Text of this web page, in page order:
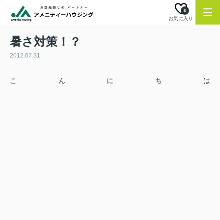
お気に入り
0
暑さ対策！？
2012.07.31
こんにちは